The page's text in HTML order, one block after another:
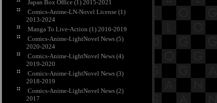
Japan Box Office (1) 2015-2021
Comics-Anime-LN-Novel License (1)
2013-2024
Manga To Live-Action (1) 2016-2019
Comics-Anime-LightNovel News (5)
2020-2024
Comics-Anime-LightNovel News (4)
2019-2020
Comics-Anime-LightNovel News (3)
2018-2019
Comics-Anime-LightNovel News (2)
2017